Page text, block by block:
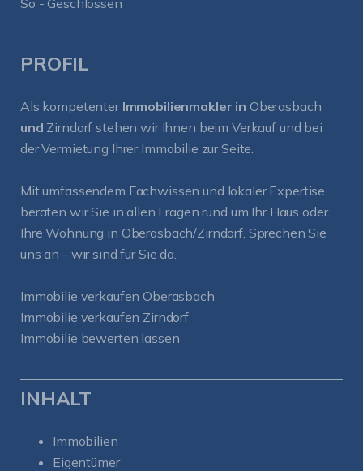
So - Geschlossen
PROFIL
Als kompetenter Immobilienmakler in Oberasbach
und Zirndorf stehen wir Ihnen beim Verkauf und bei
der Vermietung Ihrer Immobilie zur Seite.
Mit umfassendem Fachwissen und lokaler Expertise
beraten wir Sie in allen Fragen rund um Ihr Haus oder
Ihre Wohnung in Oberasbach/Zirndorf. Sprechen Sie
uns an - wir sind für Sie da.
Immobilie verkaufen Oberasbach
Immobilie verkaufen Zirndorf
Immobilie bewerten lassen
INHALT
Immobilien
Eigentümer